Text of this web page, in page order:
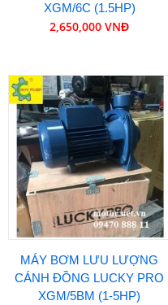
XGM/6C (1.5HP)
2,650,000 VNĐ
MÁY BƠM LƯU LƯỢNG
CÁNH ĐỒNG LUCKY PRO
XGM/5BM (1-5HP)